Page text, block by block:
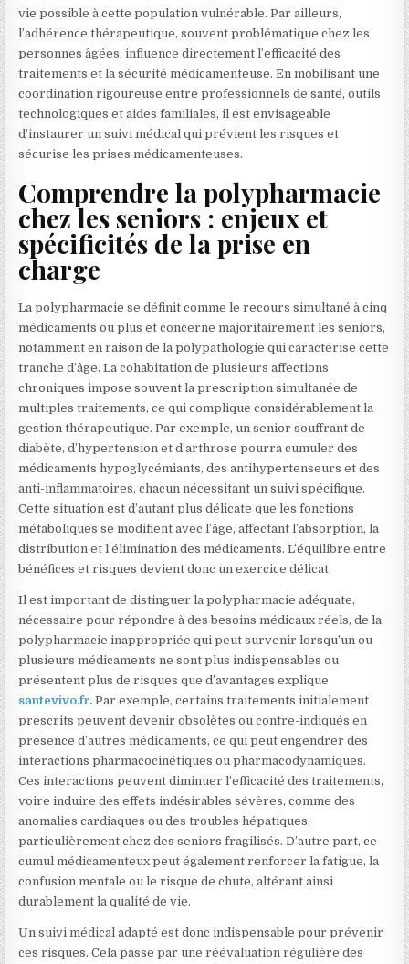
vie possible à cette population vulnérable. Par ailleurs,
l’adhérence thérapeutique, souvent problématique chez les
personnes âgées, influence directement l’efficacité des
traitements et la sécurité médicamenteuse. En mobilisant une
coordination rigoureuse entre professionnels de santé, outils
technologiques et aides familiales, il est envisageable
d’instaurer un suivi médical qui prévient les risques et
sécurise les prises médicamenteuses.
Comprendre la polypharmacie
chez les seniors : enjeux et
spécificités de la prise en
charge
La polypharmacie se définit comme le recours simultané à cinq
médicaments ou plus et concerne majoritairement les seniors,
notamment en raison de la polypathologie qui caractérise cette
tranche d’âge. La cohabitation de plusieurs affections
chroniques impose souvent la prescription simultanée de
multiples traitements, ce qui complique considérablement la
gestion thérapeutique. Par exemple, un senior souffrant de
diabète, d’hypertension et d’arthrose pourra cumuler des
médicaments hypoglycémiants, des antihypertenseurs et des
anti-inflammatoires, chacun nécessitant un suivi spécifique.
Cette situation est d’autant plus délicate que les fonctions
métaboliques se modifient avec l’âge, affectant l’absorption, la
distribution et l’élimination des médicaments. L’équilibre entre
bénéfices et risques devient donc un exercice délicat.
Il est important de distinguer la polypharmacie adéquate,
nécessaire pour répondre à des besoins médicaux réels, de la
polypharmacie inappropriée qui peut survenir lorsqu’un ou
plusieurs médicaments ne sont plus indispensables ou
présentent plus de risques que d’avantages explique
santevivo.fr. Par exemple, certains traitements initialement
prescrits peuvent devenir obsolètes ou contre-indiqués en
présence d’autres médicaments, ce qui peut engendrer des
interactions pharmacocinétiques ou pharmacodynamiques.
Ces interactions peuvent diminuer l’efficacité des traitements,
voire induire des effets indésirables sévères, comme des
anomalies cardiaques ou des troubles hépatiques,
particulièrement chez des seniors fragilisés. D’autre part, ce
cumul médicamenteux peut également renforcer la fatigue, la
confusion mentale ou le risque de chute, altérant ainsi
durablement la qualité de vie.
Un suivi médical adapté est donc indispensable pour prévenir
ces risques. Cela passe par une réévaluation régulière des